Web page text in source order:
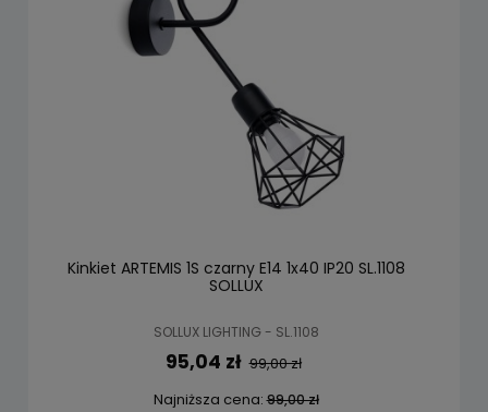
Kinkiet ARTEMIS 1S czarny E14 1x40 IP20 SL.1108
SOLLUX
SOLLUX LIGHTING - SL.1108
95,04 zł 99,00 zł
Najniższa cena:99,00 zł